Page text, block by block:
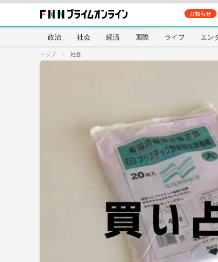
お知らせ
政治 社会 経済 国際 ライフ エン
トップ 社会